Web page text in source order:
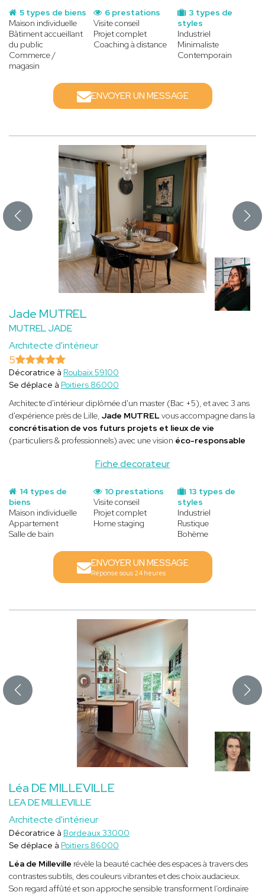
5 types de biens
Maison individuelle
Bâtiment accueillant
du public
Commerce /
magasin
3 types de
styles
Industriel
Minimaliste
Contemporain
6 prestations
Visite conseil
Projet complet
Coaching à distance
ENVOYER UN MESSAGE
Jade MUTREL
MUTREL JADE
Architecte d'intérieur
Fiche decorateur
5
Décoratrice à Roubaix 59100
Se déplace à Poitiers 86000
Architecte d'intérieur diplômée d'un master (Bac +5), et avec 3 ans
d'expérience près de Lille, Jade MUTRELvous accompagne dans la
concrétisation de vos futurs projets et lieux de vie
(particuliers & professionnels) avec une vision éco-responsable
14 types de
biens
Maison individuelle
Appartement
Salle de bain
13 types de
styles
Industriel
Rustique
Bohème
10 prestations
Visite conseil
Projet complet
Home staging
ENVOYER UN MESSAGE
Réponse sous 24 heures
Léa DE MILLEVILLE
LEA DE MILLEVILLE
Architecte d'intérieur
Décoratrice à Bordeaux 33000
Se déplace à Poitiers 86000
Léa de Milleville révèle la beauté cachée des espaces à travers des
contrastes subtils, des couleurs vibrantes et des choix audacieux.
Son regard affûté et son approche sensible transforment l’ordinaire